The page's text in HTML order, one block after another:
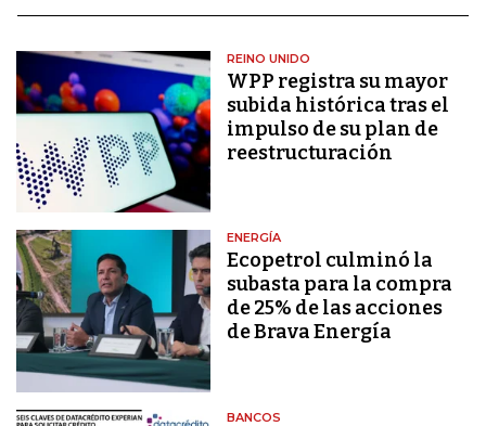
REINO UNIDO
WPP registra su mayor
subida histórica tras el
impulso de su plan de
reestructuración
ENERGÍA
Ecopetrol culminó la
subasta para la compra
de 25% de las acciones
de Brava Energía
BANCOS